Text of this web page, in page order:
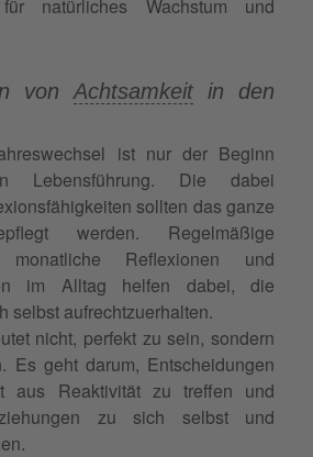
natürliches Wachstum und
von Achtsamkeitin den
ist nur der Beginn
Lebensführung. Die dabei
sollten das ganze
werden. Regelmäßige
monatliche Reflexionen und
im Alltag helfen dabei, die
selbst aufrechtzuerhalten.
nicht, perfekt zu sein, sondern
Es geht darum, Entscheidungen
aus Reaktivität zu treffen und
zu sich selbst und